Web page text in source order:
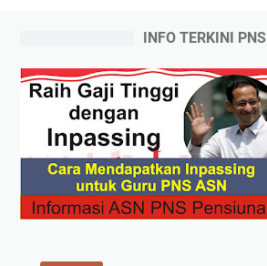
INFO TERKINI PNS